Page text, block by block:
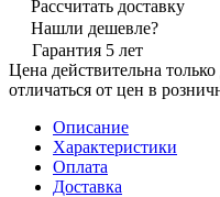
Рассчитать доставку
Нашли дешевле?
Гарантия 5 лет
Цена действительна
отличаться от цен в
Описание
Характеристики
Оплата
Доставка